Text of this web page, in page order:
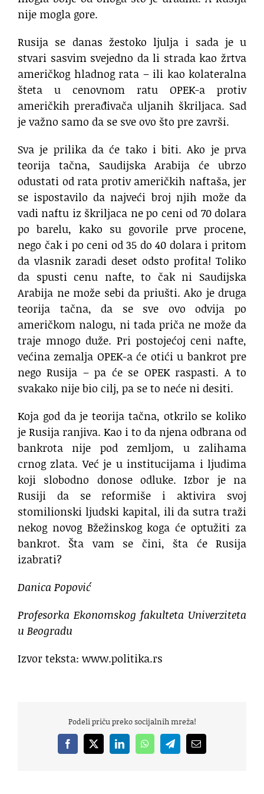
nije mogla gore.
Rusija se danas žestoko ljulja i sada je u
stvari sasvim svejedno da li strada kao žrtva
američkog hladnog rata – ili kao kolateralna
šteta u cenovnom ratu OPEK-a protiv
američkih prerađivača uljanih škriljaca. Sad
je važno samo da se sve ovo što pre završi.
Sva je prilika da će tako i biti. Ako je prva
teorija tačna, Saudijska Arabija će ubrzo
odustati od rata protiv američkih naftaša, jer
se ispostavilo da najveći broj njih može da
vadi naftu iz škriljaca ne po ceni od 70 dolara
po barelu, kako su govorile prve procene,
nego čak i po ceni od 35 do 40 dolara i pritom
da vlasnik zaradi deset odsto profita! Toliko
da spusti cenu nafte, to čak ni Saudijska
Arabija ne može sebi da priušti. Ako je druga
teorija tačna, da se sve ovo odvija po
američkom nalogu, ni tada priča ne može da
traje mnogo duže. Pri postojećoj ceni nafte,
većina zemalja OPEK-a će otići u bankrot pre
nego Rusija – pa će se OPEK raspasti. A to
svakako nije bio cilj, pa se to neće ni desiti.
Koja god da je teorija tačna, otkrilo se koliko
je Rusija ranjiva. Kao i to da njena odbrana od
bankrota nije pod zemljom, u zalihama
crnog zlata. Već je u institucijama i ljudima
koji slobodno donose odluke. Izbor je na
Rusiji da se reformiše i aktivira svoj
stomilionski ljudski kapital, ili da sutra traži
nekog novog Bžežinskog koga će optužiti za
bankrot. Šta vam se čini, šta će Rusija
izabrati?
Danica Popović
Profesorka Ekonomskog fakulteta Univerziteta
u Beogradu
Izvor teksta: www.politika.rs
Podeli priču preko socijalnih mreža!
Facebook
X LinkedInWhatsAppTelegramEmail